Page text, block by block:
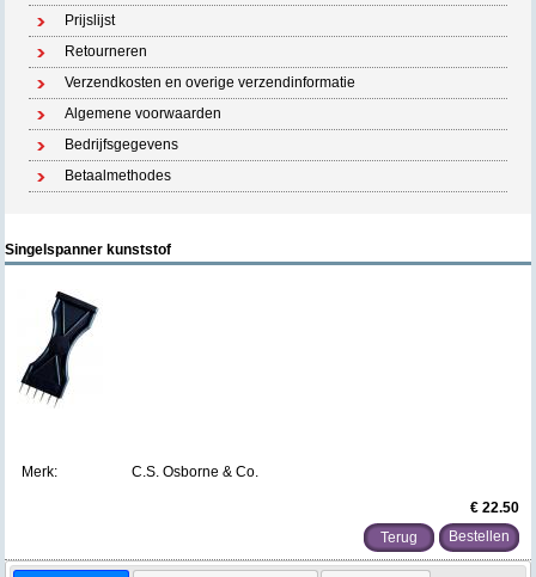
Prijslijst
Retourneren
Verzendkosten en overige verzendinformatie
Algemene voorwaarden
Bedrijfsgegevens
Betaalmethodes
Singelspanner kunststof
Merk: C.S. Osborne & Co.
€ 22.50
Terug